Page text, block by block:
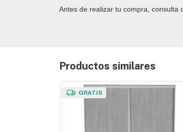
Antes de realizar tu compra, consulta
Productos similares
GRATIS